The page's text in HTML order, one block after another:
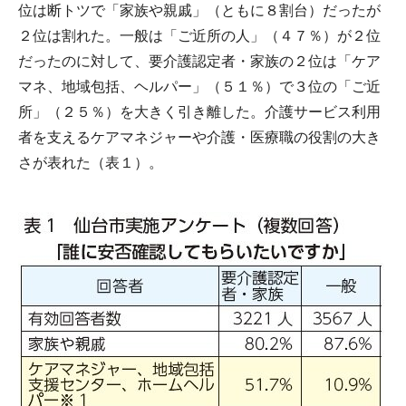
位は断トツで「家族や親戚」（ともに８割台）だったが
２位は割れた。一般は「ご近所の人」（４７％）が２位
だったのに対して、要介護認定者・家族の２位は「ケア
マネ、地域包括、ヘルパー」（５１％）で３位の「ご近
所」（２５％）を大きく引き離した。介護サービス利用
者を支えるケアマネジャーや介護・医療職の役割の大き
さが表れた（表１）。